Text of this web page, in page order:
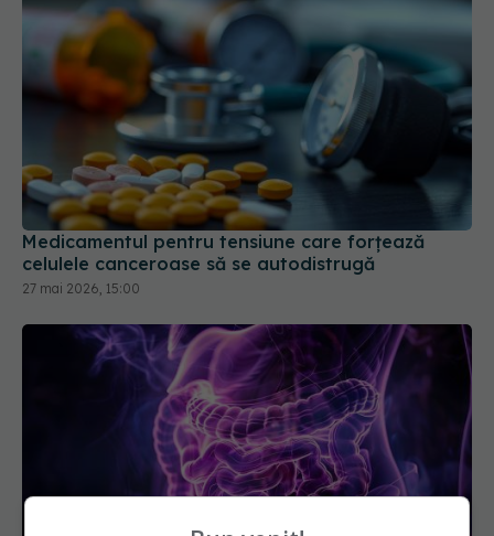
Medicamentul pentru tensiune care forțează
celulele canceroase să se autodistrugă
27 mai 2026, 15:00